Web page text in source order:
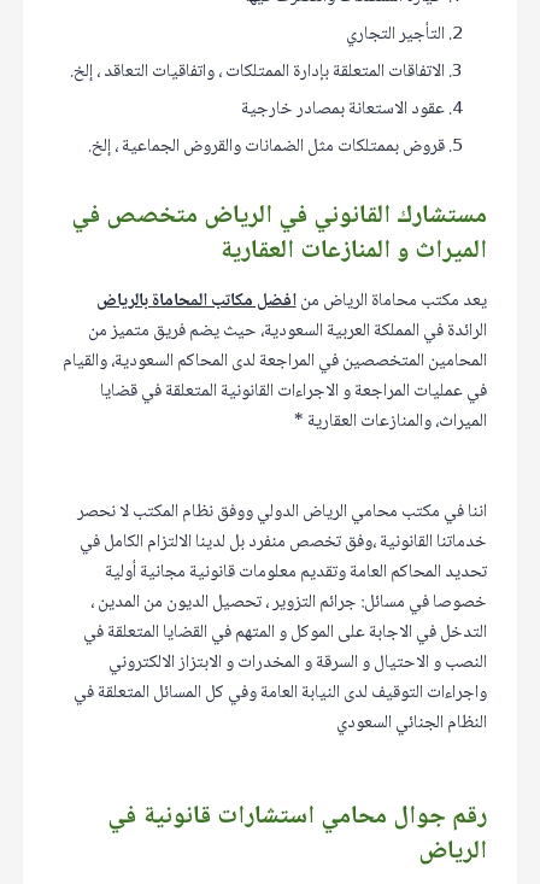
التأجير التجاري
الاتفاقات المتعلقة بإدارة الممتلكات ، واتفاقيات التعاقد ، إلخ.
عقود الاستعانة بمصادر خارجية
قروض بممتلكات مثل الضمانات والقروض الجماعية ، إلخ.
مستشارك القانوني في الرياض متخصص في
الميراث و المنازعات العقارية
يعد مكتب محاماة الرياض منافضل مكاتب المحاماة بالرياض
الرائدة في المملكة العربية السعودية، حيث يضم فريق متميز من
المحامين المتخصصين في المراجعة لدى المحاكم السعودية، والقيام
في عمليات المراجعة و الاجراءات القانونية المتعلقة في قضايا
الميراث، والمنازعات العقارية *
اننا في مكتب محامي الرياض الدولي ووفق نظام المكتب لا نحصر
خدماتنا القانونية ،وفق تخصص منفرد بل لدينا الالتزام الكامل في
تحديد المحاكم العامة وتقديم معلومات قانونية مجانية أولية
خصوصا في مسائل: جرائم التزوير ، تحصيل الديون من المدين ،
التدخل في الاجابة على الموكل و المتهم في القضايا المتعلقة في
النصب و الاحتيال و السرقة و المخدرات و الابتزاز الالكتروني
واجراءات التوقيف لدى النيابة العامة وفي كل المسائل المتعلقة في
النظام الجنائي السعودي
رقم جوال محامي استشارات قانونية في
الرياض